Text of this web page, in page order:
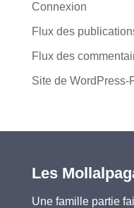
Connexion
Flux des
Flux des
Site de WordPress-
Les
Une famille partie